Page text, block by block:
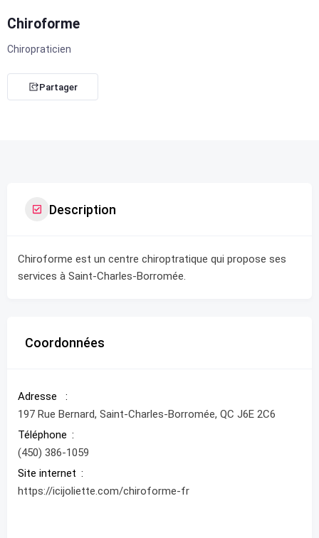
Chiroforme
Chiropraticien
Partager
Description
Chiroforme est un centre chiroptratique qui propose ses
services à Saint-Charles-Borromée.
Coordonnées
Adresse
197 Rue Bernard, Saint-Charles-Borromée, QC J6E 2C6
Téléphone
(450) 386-1059
Site internet
https://icijoliette.com/chiroforme-fr